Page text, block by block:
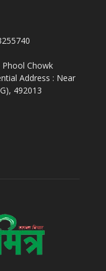
Chowk
Address : Near
492013